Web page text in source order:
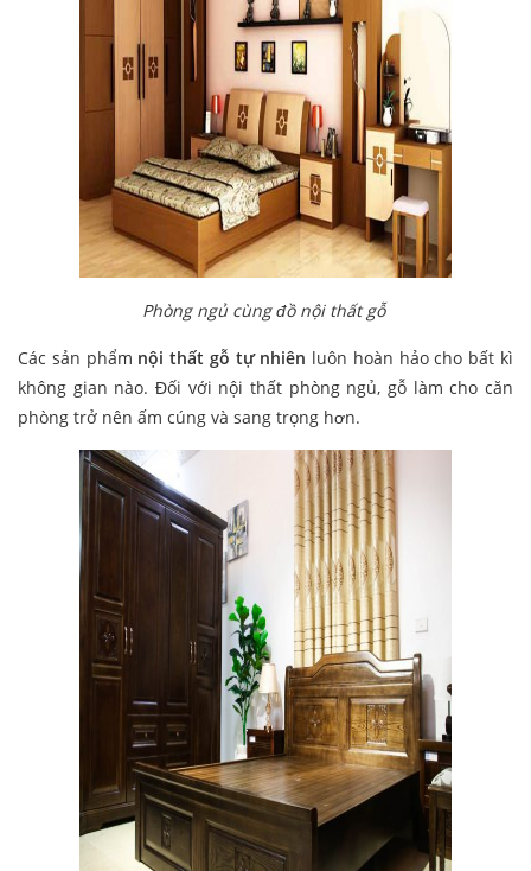
Phòng ngủ cùng đồ nội thất gỗ
Các sản phẩm nội thất gỗ tự nhiên luôn hoàn hảo cho bất kì
không gian nào. Đối với nội thất phòng ngủ, gỗ làm cho căn
phòng trở nên ấm cúng và sang trọng hơn.